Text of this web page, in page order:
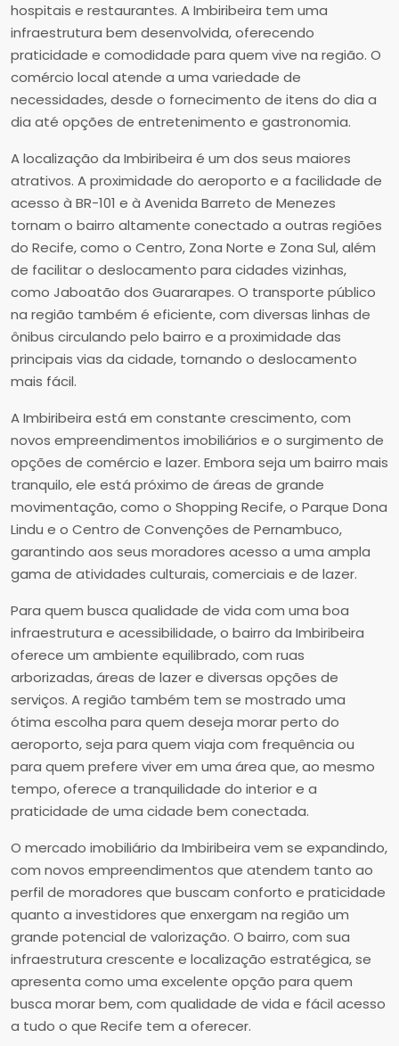
hospitais e restaurantes. A Imbiribeira tem uma
infraestrutura bem desenvolvida, oferecendo
praticidade e comodidade para quem vive na região. O
comércio local atende a uma variedade de
necessidades, desde o fornecimento de itens do dia a
dia até opções de entretenimento e gastronomia.
A localização da Imbiribeira é um dos seus maiores
atrativos. A proximidade do aeroporto e a facilidade de
acesso à BR-101 e à Avenida Barreto de Menezes
tornam o bairro altamente conectado a outras regiões
do Recife, como o Centro, Zona Norte e Zona Sul, além
de facilitar o deslocamento para cidades vizinhas,
como Jaboatão dos Guararapes. O transporte público
na região também é eficiente, com diversas linhas de
ônibus circulando pelo bairro e a proximidade das
principais vias da cidade, tornando o deslocamento
mais fácil.
A Imbiribeira está em constante crescimento, com
novos empreendimentos imobiliários e o surgimento de
opções de comércio e lazer. Embora seja um bairro mais
tranquilo, ele está próximo de áreas de grande
movimentação, como o Shopping Recife, o Parque Dona
Lindu e o Centro de Convenções de Pernambuco,
garantindo aos seus moradores acesso a uma ampla
gama de atividades culturais, comerciais e de lazer.
Para quem busca qualidade de vida com uma boa
infraestrutura e acessibilidade, o bairro da Imbiribeira
oferece um ambiente equilibrado, com ruas
arborizadas, áreas de lazer e diversas opções de
serviços. A região também tem se mostrado uma
ótima escolha para quem deseja morar perto do
aeroporto, seja para quem viaja com frequência ou
para quem prefere viver em uma área que, ao mesmo
tempo, oferece a tranquilidade do interior e a
praticidade de uma cidade bem conectada.
O mercado imobiliário da Imbiribeira vem se expandindo,
com novos empreendimentos que atendem tanto ao
perfil de moradores que buscam conforto e praticidade
quanto a investidores que enxergam na região um
grande potencial de valorização. O bairro, com sua
infraestrutura crescente e localização estratégica, se
apresenta como uma excelente opção para quem
busca morar bem, com qualidade de vida e fácil acesso
a tudo o que Recife tem a oferecer.